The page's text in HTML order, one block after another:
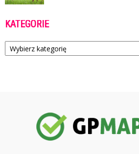
KATEGORIE
Kategorie